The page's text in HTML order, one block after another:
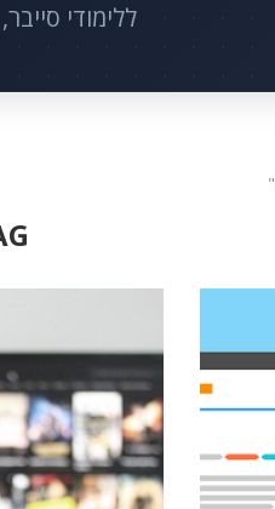
ללימודי סייבר, AI, ניהול רשתות ותקשורת